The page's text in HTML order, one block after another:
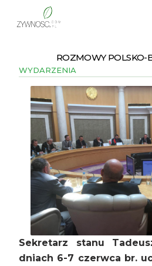
ROZMOWY POLSKO-
WYDARZENIA
Sekretarz stanu
dniach 6-7 czerwca br.